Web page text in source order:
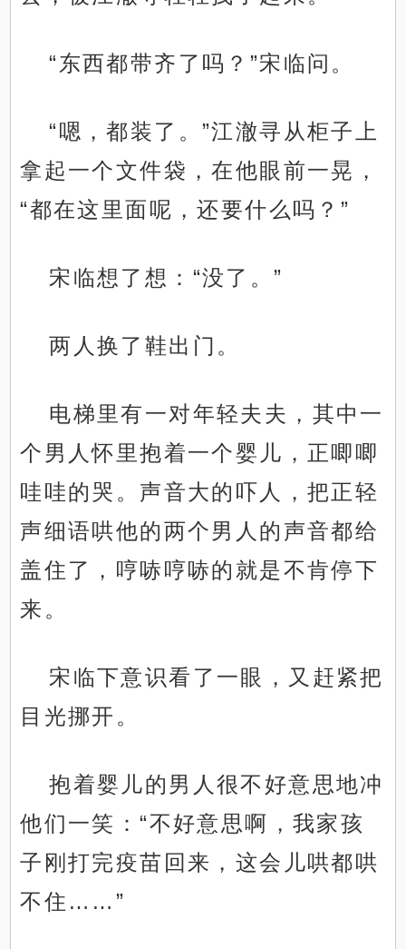
“东西都带齐了吗？”宋临问。
“嗯，都装了。”江澈寻从柜子上
拿起一个文件袋，在他眼前一晃，
“都在这里面呢，还要什么吗？”
宋临想了想：“没了。”
两人换了鞋出门。
电梯里有一对年轻夫夫，其中一
个男人怀里抱着一个婴儿，正唧唧
哇哇的哭。声音大的吓人，把正轻
声细语哄他的两个男人的声音都给
盖住了，哼哧哼哧的就是不肯停下
来。
宋临下意识看了一眼，又赶紧把
目光挪开。
抱着婴儿的男人很不好意思地冲
他们一笑：“不好意思啊，我家孩
子刚打完疫苗回来，这会儿哄都哄
不住……”